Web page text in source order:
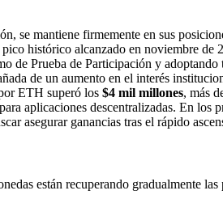
se mantiene firmemente en sus
histórico alcanzado en noviembre
de Prueba de Participación y
de un aumento en el interés
ETH superó los $4 mil millones, más
aplicaciones descentralizadas. En
asegurar ganancias tras el rápido
están recuperando gradualmente